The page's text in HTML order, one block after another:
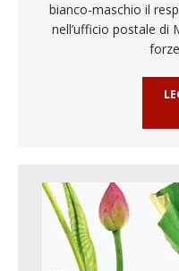
bianco-maschio il
nell’ufficio postale di